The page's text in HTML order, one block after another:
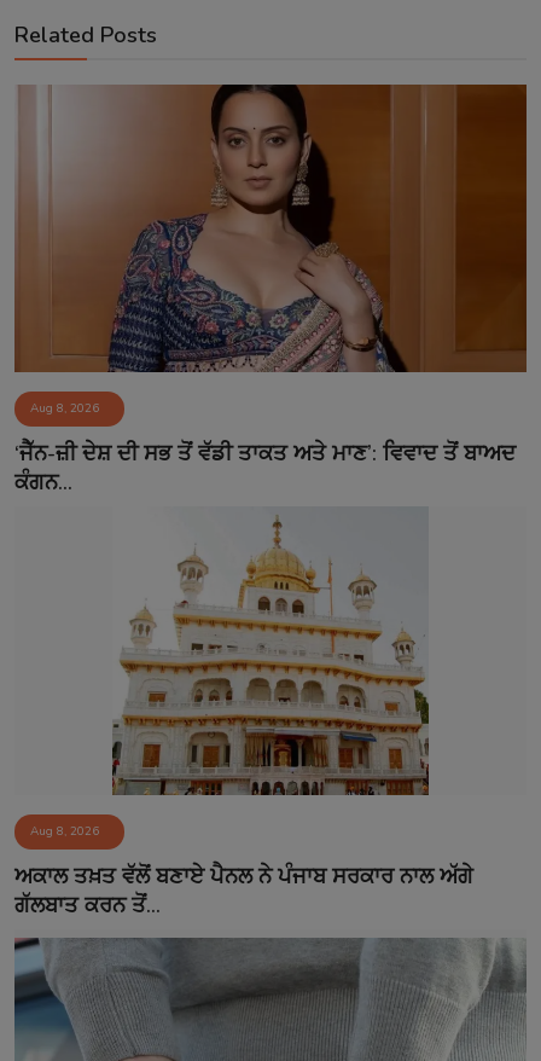
Related Posts
Aug 8, 2026
‘ਜੈੱਨ-ਜ਼ੀ ਦੇਸ਼ ਦੀ ਸਭ ਤੋਂ ਵੱਡੀ ਤਾਕਤ ਅਤੇ ਮਾਣ’: ਵਿਵਾਦ ਤੋਂ ਬਾਅਦ
ਕੰਗਨ...
Aug 8, 2026
ਅਕਾਲ ਤਖ਼ਤ ਵੱਲੋਂ ਬਣਾਏ ਪੈਨਲ ਨੇ ਪੰਜਾਬ ਸਰਕਾਰ ਨਾਲ ਅੱਗੇ
ਗੱਲਬਾਤ ਕਰਨ ਤੋਂ...